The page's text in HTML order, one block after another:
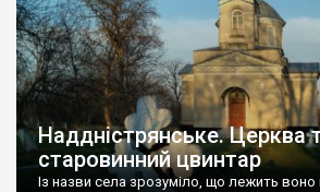
роках Болган […]
Наддністрянське. Церква
старовинний цвинтар
Із назви села зрозуміло, що лежить